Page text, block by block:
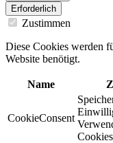
Erforderlich
Zustimmen
Diese Cookies werden
Website benötigt.
Name
CookieConsent